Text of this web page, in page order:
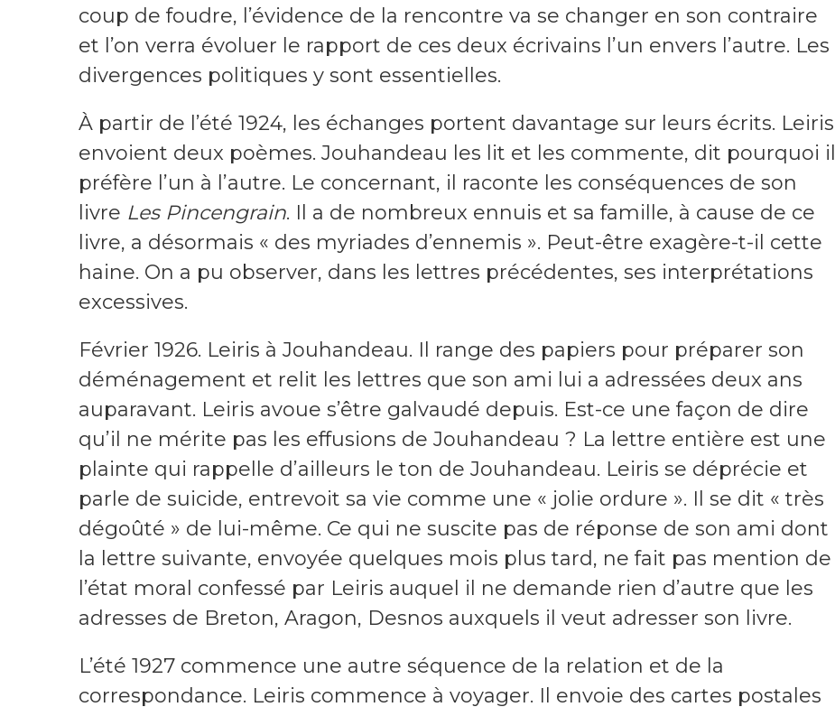
coup de foudre, l’évidence de la rencontre va se changer en son contraire
et l’on verra évoluer le rapport de ces deux écrivains l’un envers l’autre. Les
divergences politiques y sont essentielles.
À partir de l’été 1924, les échanges portent davantage sur leurs écrits. Leiris
envoient deux poèmes. Jouhandeau les lit et les commente, dit pourquoi il
préfère l’un à l’autre. Le concernant, il raconte les conséquences de son
livre Les Pincengrain. Il a de nombreux ennuis et sa famille, à cause de ce
livre, a désormais « des myriades d’ennemis ». Peut-être exagère-t-il cette
haine. On a pu observer, dans les lettres précédentes, ses interprétations
excessives.
Février 1926. Leiris à Jouhandeau. Il range des papiers pour préparer son
déménagement et relit les lettres que son ami lui a adressées deux ans
auparavant. Leiris avoue s’être galvaudé depuis. Est-ce une façon de dire
qu’il ne mérite pas les effusions de Jouhandeau ? La lettre entière est une
plainte qui rappelle d’ailleurs le ton de Jouhandeau. Leiris se déprécie et
parle de suicide, entrevoit sa vie comme une « jolie ordure ». Il se dit « très
dégoûté » de lui-même. Ce qui ne suscite pas de réponse de son ami dont
la lettre suivante, envoyée quelques mois plus tard, ne fait pas mention de
l’état moral confessé par Leiris auquel il ne demande rien d’autre que les
adresses de Breton, Aragon, Desnos auxquels il veut adresser son livre.
L’été 1927 commence une autre séquence de la relation et de la
correspondance. Leiris commence à voyager. Il envoie des cartes postales